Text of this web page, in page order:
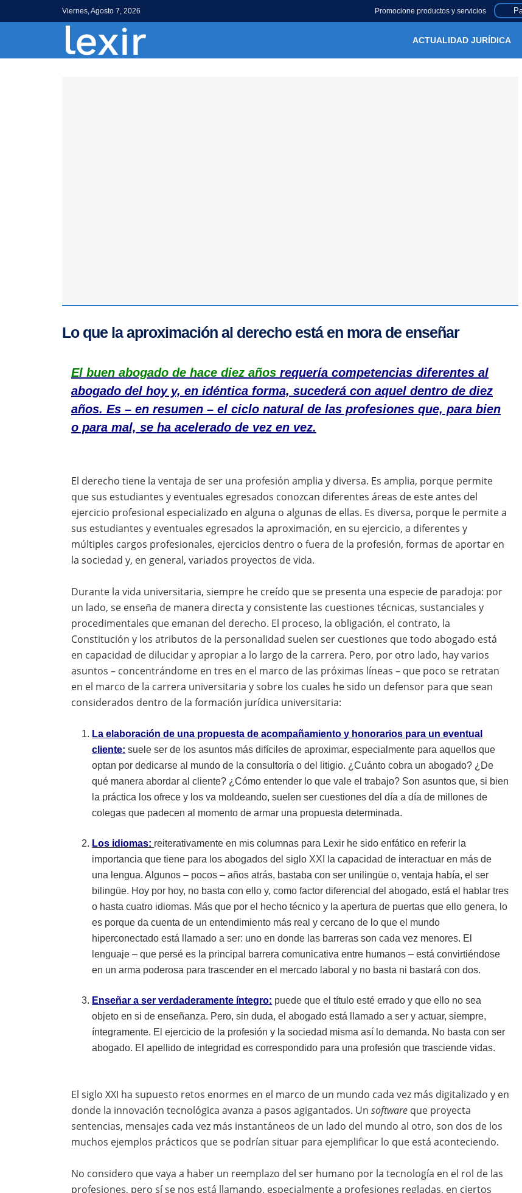
Viernes, Agosto 7, 2026 Promocione productos y servicios
ACTUALIDAD JURÍDICA
Lo que la aproximación al derecho está en mora de enseñar
El buen abogado de hace diez años requería competencias diferentes al
abogado del hoy y, en idéntica forma, sucederá con aquel dentro de diez
años. Es – en resumen – el ciclo natural de las profesiones que, para bien
o para mal, se ha acelerado de vez en vez.
El derecho tiene la ventaja de ser una profesión amplia y diversa. Es amplia, porque permite
que sus estudiantes y eventuales egresados conozcan diferentes áreas de este antes del
ejercicio profesional especializado en alguna o algunas de ellas. Es diversa, porque le permite a
sus estudiantes y eventuales egresados la aproximación, en su ejercicio, a diferentes y
múltiples cargos profesionales, ejercicios dentro o fuera de la profesión, formas de aportar en
la sociedad y, en general, variados proyectos de vida.
Durante la vida universitaria, siempre he creído que se presenta una especie de paradoja: por
un lado, se enseña de manera directa y consistente las cuestiones técnicas, sustanciales y
procedimentales que emanan del derecho. El proceso, la obligación, el contrato, la
Constitución y los atributos de la personalidad suelen ser cuestiones que todo abogado está
en capacidad de dilucidar y apropiar a lo largo de la carrera. Pero, por otro lado, hay varios
asuntos – concentrándome en tres en el marco de las próximas líneas – que poco se retratan
en el marco de la carrera universitaria y sobre los cuales he sido un defensor para que sean
considerados dentro de la formación jurídica universitaria:
La elaboración de una propuesta de acompañamiento y honorarios para un eventual
cliente: suele ser de los asuntos más difíciles de aproximar, especialmente para aquellos que
optan por dedicarse al mundo de la consultoría o del litigio. ¿Cuánto cobra un abogado? ¿De
qué manera abordar al cliente? ¿Cómo entender lo que vale el trabajo? Son asuntos que, si bien
la práctica los ofrece y los va moldeando, suelen ser cuestiones del día a día de millones de
colegas que padecen al momento de armar una propuesta determinada.
Los idiomas: reiterativamente en mis columnas para Lexir he sido enfático en referir la
importancia que tiene para los abogados del siglo XXI la capacidad de interactuar en más de
una lengua. Algunos – pocos – años atrás, bastaba con ser unilingüe o, ventaja había, el ser
bilingüe. Hoy por hoy, no basta con ello y, como factor diferencial del abogado, está el hablar tres
o hasta cuatro idiomas. Más que por el hecho técnico y la apertura de puertas que ello genera, lo
es porque da cuenta de un entendimiento más real y cercano de lo que el mundo
hiperconectado está llamado a ser: uno en donde las barreras son cada vez menores. El
lenguaje – que persé es la principal barrera comunicativa entre humanos – está convirtiéndose
en un arma poderosa para trascender en el mercado laboral y no basta ni bastará con dos.
Enseñar a ser verdaderamente íntegro: puede que el título esté errado y que ello no sea
objeto en si de enseñanza. Pero, sin duda, el abogado está llamado a ser y actuar, siempre,
íntegramente. El ejercicio de la profesión y la sociedad misma así lo demanda. No basta con ser
abogado. El apellido de integridad es correspondido para una profesión que trasciende vidas.
El siglo XXI ha supuesto retos enormes en el marco de un mundo cada vez más digitalizado y en
donde la innovación tecnológica avanza a pasos agigantados. Un software que proyecta
sentencias, mensajes cada vez más instantáneos de un lado del mundo al otro, son dos de los
muchos ejemplos prácticos que se podrían situar para ejemplificar lo que está aconteciendo.
No considero que vaya a haber un reemplazo del ser humano por la tecnología en el rol de las
profesiones, pero sí se nos está llamando, especialmente a profesiones regladas, en ciertos